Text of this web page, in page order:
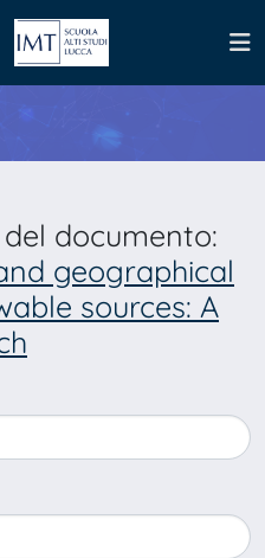
documento:
geographical
sources: A